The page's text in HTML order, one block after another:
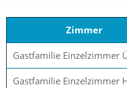
Zimmer
Gastfamilie Einzelzimmer
Gastfamilie Einzelzimmer